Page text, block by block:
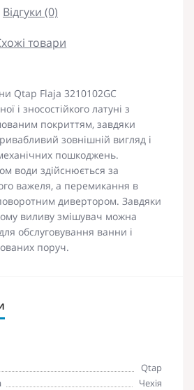
Відгуки (0)
товари
Qtap Flaja 3210102GC
і зносостійкого латуні з
покриттям, завдяки
зовнішній вигляд і
пошкоджень.
води здійснюється за
важеля, а перемикання в
дивертором. Завдяки
виливу змішувач можна
обслуговування ванни і
поруч.
Qtap
Чехія